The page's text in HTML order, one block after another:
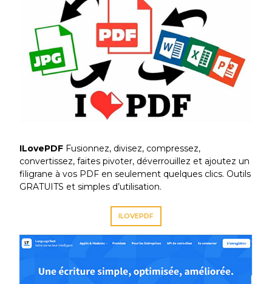
ILovePDF Fusionnez, divisez, compressez,
convertissez, faites pivoter, déverrouillez et ajoutez un
filigrane à vos PDF en seulement quelques clics. Outils
GRATUITS et simples d’utilisation.
ILOVEPDF